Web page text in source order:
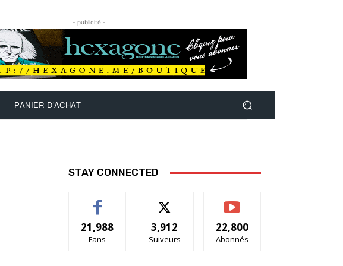
- publicité -
PANIER D’ACHAT
STAY CONNECTED
21,988
Fans
3,912
Suiveurs
22,800
Abonnés